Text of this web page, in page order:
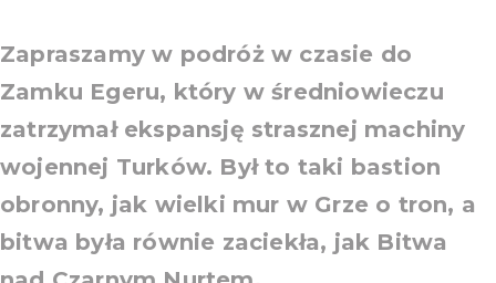
Zapraszamy w podróż w czasie do
Zamku Egeru, który w średniowieczu
zatrzymał ekspansję strasznej machiny
wojennej Turków. Był to taki bastion
obronny, jak wielki mur w Grze o tron, a
bitwa była równie zaciekła, jak Bitwa